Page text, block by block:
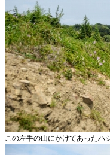
この左手の山にかけてあったハ